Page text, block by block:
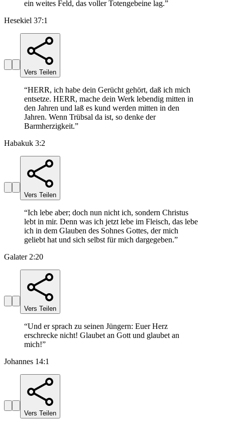
ein weites Feld, das voller Totengebeine lag.”
Hesekiel 37:1
Vers Teilen
“HERR, ich habe dein Gerücht gehört, daß ich mich
entsetze. HERR, mache dein Werk lebendig mitten in
den Jahren und laß es kund werden mitten in den
Jahren. Wenn Trübsal da ist, so denke der
Barmherzigkeit.”
Habakuk 3:2
Vers Teilen
“Ich lebe aber; doch nun nicht ich, sondern Christus
lebt in mir. Denn was ich jetzt lebe im Fleisch, das lebe
ich in dem Glauben des Sohnes Gottes, der mich
geliebt hat und sich selbst für mich dargegeben.”
Galater 2:20
Vers Teilen
“Und er sprach zu seinen Jüngern: Euer Herz
erschrecke nicht! Glaubet an Gott und glaubet an
mich!”
Johannes 14:1
Vers Teilen